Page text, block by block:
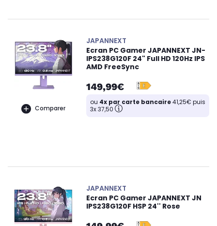
Comparer
JAPANNEXT
Ecran PC Gamer JAPANNEXT JN-
IPS238G120F 24" Full HD 120Hz IPS
AMD FreeSync
149,99€
ou 4x par carte bancaire41,25€ puis
3x 37,50
JAPANNEXT
Ecran PC Gamer JAPANNEXT JN
IPS238G120F HSP 24'' Rose